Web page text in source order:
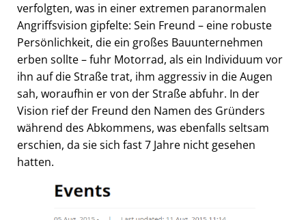
verfolgten, was in einer extremen paranormalen
Angriffsvision gipfelte: Sein Freund – eine robuste
Persönlichkeit, die ein großes Bauunternehmen
erben sollte – fuhr Motorrad, als ein Individuum vor
ihn auf die Straße trat, ihm aggressiv in die Augen
sah, woraufhin er von der Straße abfuhr. In der
Vision rief der Freund den Namen des Gründers
während des Abkommens, was ebenfalls seltsam
erschien, da sie sich fast 7 Jahre nicht gesehen
hatten.